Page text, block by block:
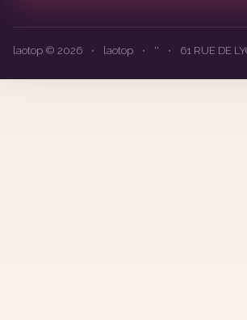
laotop © 2026 • laotop • '' • 61 RUE DE